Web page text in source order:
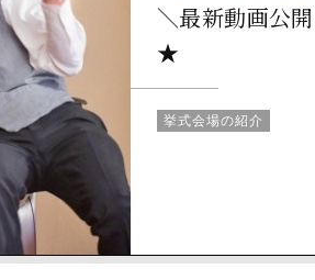
＼最新動画公
★
挙式会場の紹介